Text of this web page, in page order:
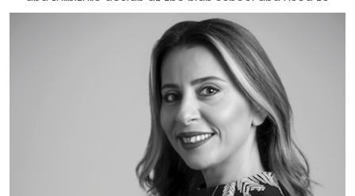
help
in a theater association with costumes and stage
production. From practical reasons I continued to
study Architecture and Design
at the Academy of Arts, Architecture and Design in
Prague. I think that on one side, the architecture
should combine art with
the practicality and culturality of living. On the other
side, I have learned very well to be patient thanks to
the time spent on projects,
which still is a benefit for the kind of technique I use in
painting. At the University I also tried in addition to